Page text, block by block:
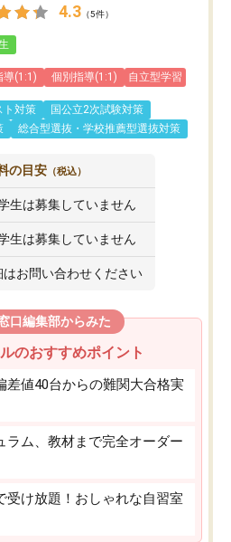
4.3 （5件）
導(1:1) 個別指導(1:1) 自立型学習
ト対策
国公立2次試験対策
総合型選抜・学校推薦型選抜対策
の目安 （税込）
生は募集していません
生は募集していません
はお問い合わせください
口編集部からみた
のおすすめポイント
差値40台からの難関大合格実
ラム、教材まで完全オーダー
受け放題！おしゃれな自習室